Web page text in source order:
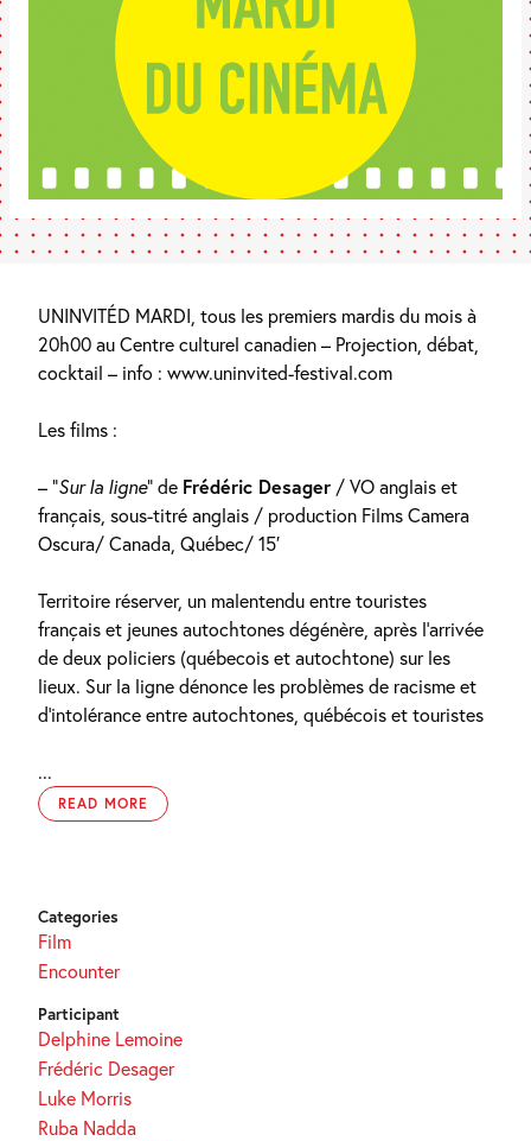
UNINVITÉD MARDI, tous les premiers mardis du mois à
20h00 au Centre culturel canadien – Projection, débat,
cocktail – info : www.uninvited-festival.com
Les films :
– “Sur la ligne” de Frédéric Desager / VO anglais et
français, sous-titré anglais / production Films Camera
Oscura/ Canada, Québec/ 15′
Territoire réserver, un malentendu entre touristes
français et jeunes autochtones dégénère, après l’arrivée
de deux policiers (québecois et autochtone) sur les
lieux. Sur la ligne dénonce les problèmes de racisme et
d’intolérance entre autochtones, québécois et touristes
...
READ MORE
Categories
Film
Encounter
Participant
Delphine Lemoine
Frédéric Desager
Luke Morris
Ruba Nadda